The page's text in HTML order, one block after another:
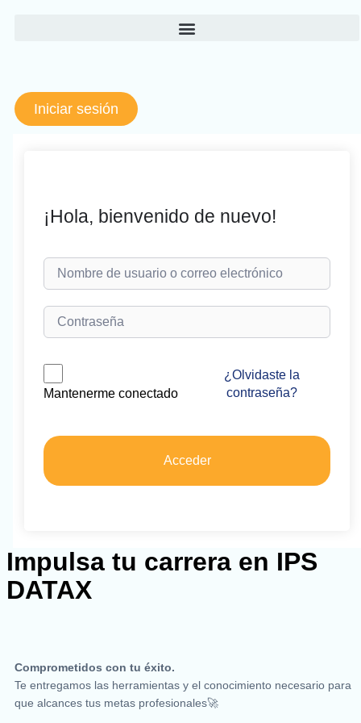
Iniciar sesión
¡Hola, bienvenido de nuevo!
Mantenerme conectado
¿Olvidaste la
contraseña?
Acceder
Impulsa tu carrera en IPS
DATAX
Comprometidos con tu éxito.
Te entregamos las herramientas y el conocimiento necesario para
que alcances tus metas profesionales🚀